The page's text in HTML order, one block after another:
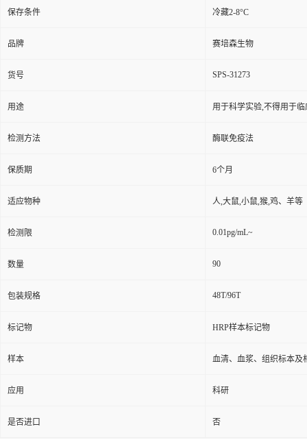
保存条件 冷藏2-8°C
品牌 赛培森生物
货号 SPS-31273
用途 用于科学实验,不得用于临
检测方法 酶联免疫法
保质期 6个月
适应物种 人,大鼠,小鼠,猴,鸡、羊等
检测限 0.01pg/mL~
数量 90
包装规格 48T/96T
标记物 HRP样本标记物
样本 血清、血浆、组织标本及
应用 科研
是否进口 否